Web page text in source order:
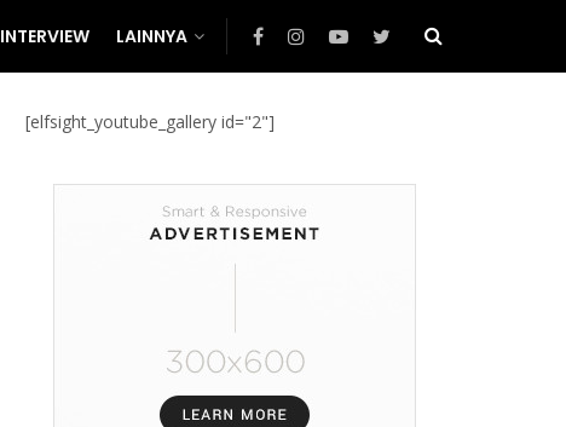
INTERVIEW LAINNYA
[elfsight_youtube_gallery id="2"]